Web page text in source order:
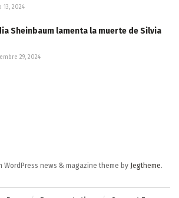
13, 2024
Sheinbaum lamenta la muerte de Silvia
29, 2024
WordPress news & magazine theme by Jegtheme.